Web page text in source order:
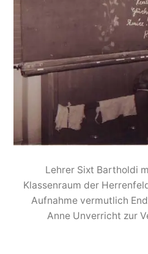
Lehrer Sixt Bartholdi
Klassenraum der
Aufnahme vermutlich
Anne Unverricht zur